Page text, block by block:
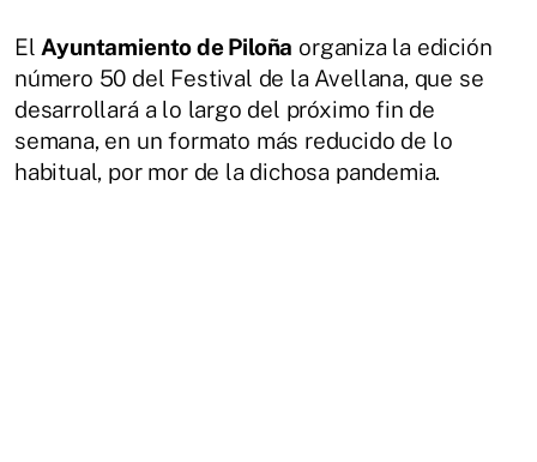
El Ayuntamiento de Piloña organiza la edición
número 50 del Festival de la Avellana, que se
desarrollará a lo largo del próximo fin de
semana, en un formato más reducido de lo
habitual, por mor de la dichosa pandemia.